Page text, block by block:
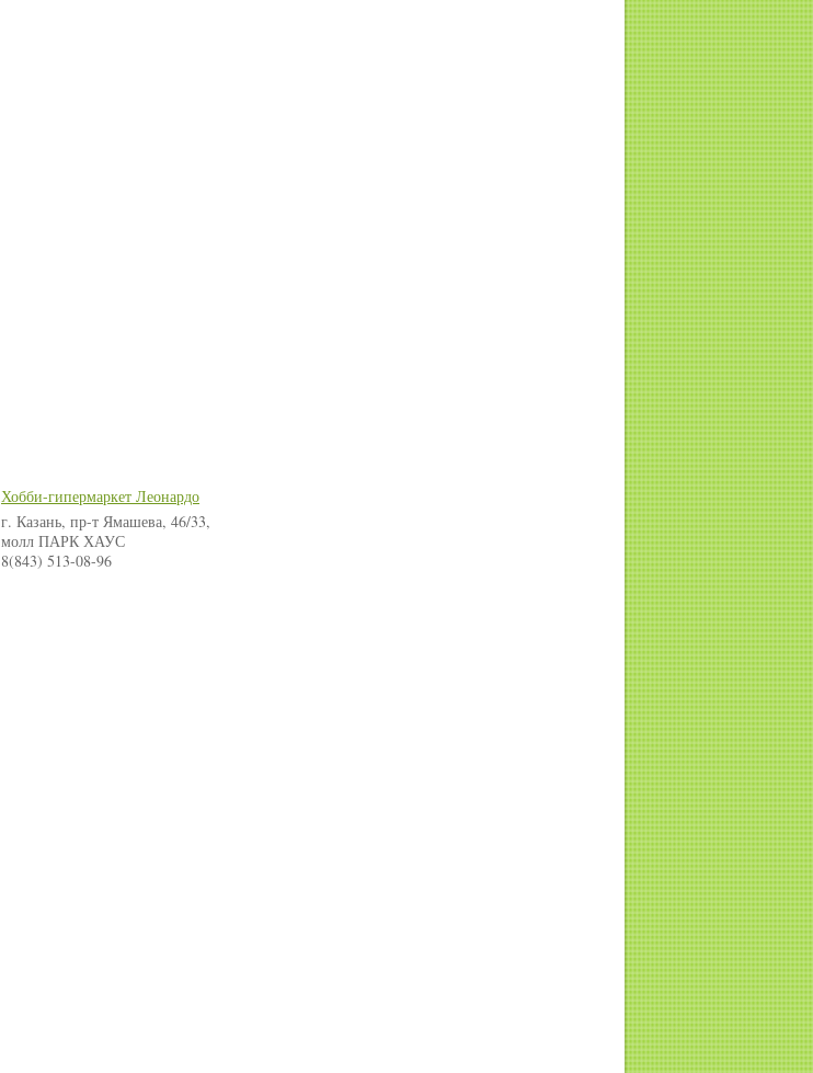
Хобби-гипермаркет Леонардо
г. Казань, пр-т Ямашева, 46/33,
молл ПАРК ХАУС
8(843) 513-08-96